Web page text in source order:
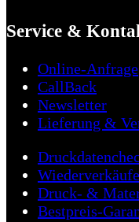
Service &
Online-Anfrage
CallBack
Newsletter
Lieferung &
Druck- &
Bestpreis-